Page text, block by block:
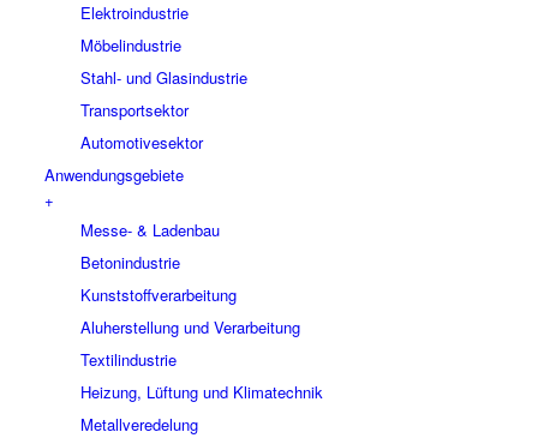
Elektroindustrie
Möbelindustrie
Stahl- und Glasindustrie
Transportsektor
Automotivesektor
Anwendungsgebiete
+
Messe- & Ladenbau
Betonindustrie
Kunststoffverarbeitung
Aluherstellung und Verarbeitung
Textilindustrie
Heizung, Lüftung und Klimatechnik
Metallveredelung